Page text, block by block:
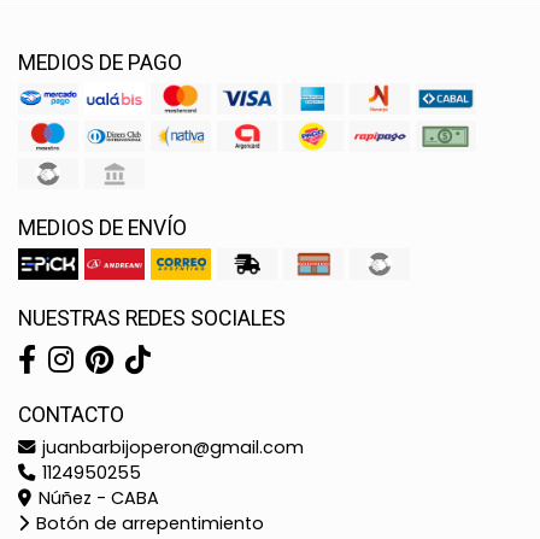
MEDIOS DE PAGO
MEDIOS DE ENVÍO
NUESTRAS REDES SOCIALES
CONTACTO
juanbarbijoperon@gmail.com
1124950255
Núñez - CABA
Botón de arrepentimiento